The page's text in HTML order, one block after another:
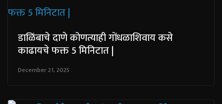
डाळिंबाचे दाणे कोणत्याही गोंधळाशिवाय कसे
काढायचे फक्त 5 मिनिटात |
December 21, 2025